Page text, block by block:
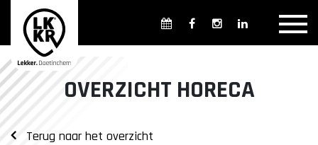
Overzicht winkels
Openingsdagen en -tijden
Weekmarkten
OVERZICHT HORECA
Terug naar het overzicht